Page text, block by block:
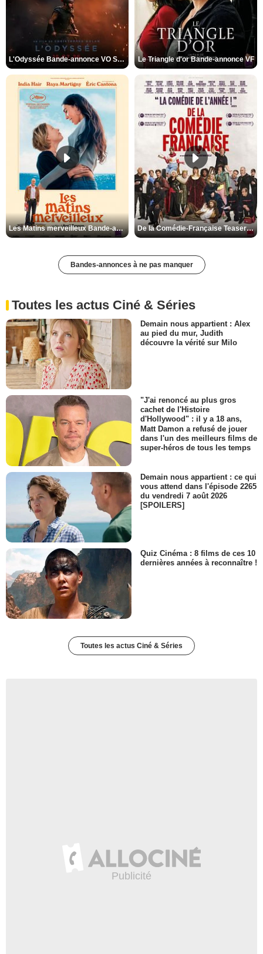
L'Odyssée Bande-annonce VO STFR Le Triangle d'or Bande-annonce VF
Les Matins merveilleux Bande-annonce VF De la Comédie-Française Teaser VF
Bandes-annonces à ne pas manquer
Toutes les actus Ciné & Séries
Demain nous appartient : Alex
au pied du mur, Judith
découvre la vérité sur Milo
"J'ai renoncé au plus gros
cachet de l'Histoire
d'Hollywood" : il y a 18 ans,
Matt Damon a refusé de jouer
dans l'un des meilleurs films de
super-héros de tous les temps
Demain nous appartient : ce qui
vous attend dans l'épisode 2265
du vendredi 7 août 2026
[SPOILERS]
Quiz Cinéma : 8 films de ces 10
dernières années à reconnaître !
Toutes les actus Ciné & Séries